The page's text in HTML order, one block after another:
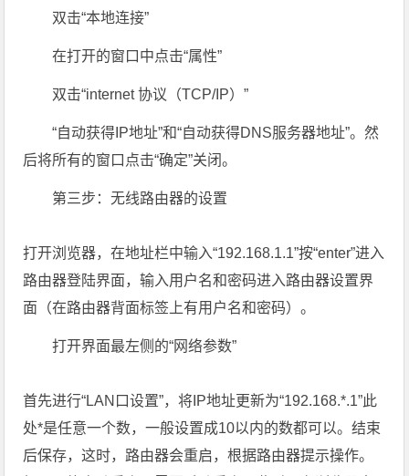
双击“本地连接”
在打开的窗口中点击“属性”
双击“internet 协议（TCP/IP）”
“自动获得IP地址”和“自动获得DNS服务器地址”。然
后将所有的窗口点击“确定”关闭。
第三步：无线路由器的设置
打开浏览器，在地址栏中输入“192.168.1.1”按“enter”进入
路由器登陆界面，输入用户名和密码进入路由器设置界
面（在路由器背面标签上有用户名和密码）。
打开界面最左侧的“网络参数”
首先进行“LAN口设置”，将IP地址更新为“192.168.*.1”此
处*是任意一个数，一般设置成10以内的数都可以。结束
后保存，这时，路由器会重启，根据路由器提示操作。